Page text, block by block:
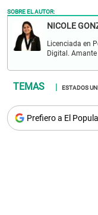
SOBRE EL AUTOR:
NICOLE
Licenciada en
Digital.
ESTADOS
Prefiero a El